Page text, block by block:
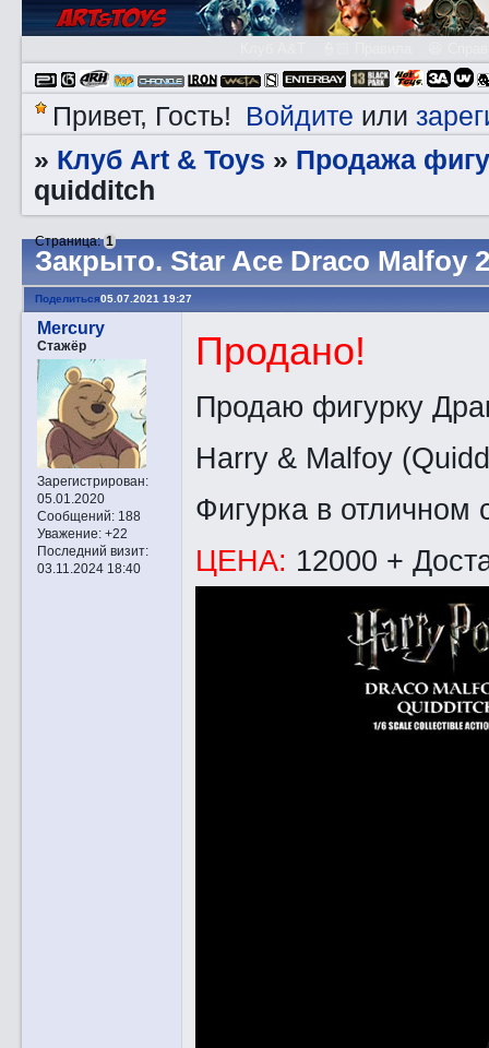
Привет, Гость! Войдите или
» Клуб Art & Toys » Продажа
quidditch
Закрытo. Star Ace Draco Malfoy
Страница:1
Поделиться05.07.2021 19:27
Mercury
Стажёр
Зарегистрирован:
05.01.2020
Сообщений:188
Уважение: +22
Последний визит:
03.11.2024 18:40
Продано!
Продаю фигурку
Harry & Malfoy
Фигурка в отличном
ЦЕНА: 12000 +